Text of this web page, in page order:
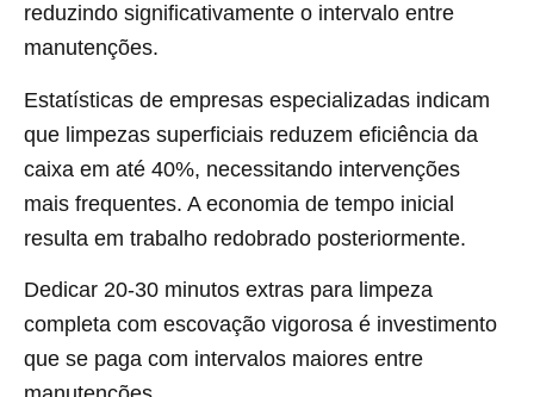
reduzindo significativamente o intervalo entre
manutenções.
Estatísticas de empresas especializadas indicam
que limpezas superficiais reduzem eficiência da
caixa em até 40%, necessitando intervenções
mais frequentes. A economia de tempo inicial
resulta em trabalho redobrado posteriormente.
Dedicar 20-30 minutos extras para limpeza
completa com escovação vigorosa é investimento
que se paga com intervalos maiores entre